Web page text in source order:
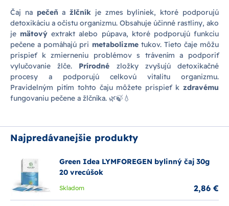
Čaj na pečeň ažlčník je zmes byliniek, ktoré podporujú
detoxikáciu a očistu organizmu. Obsahuje účinné rastliny, ako
je mätový extrakt alebo púpava, ktoré podporujú funkciu
pečene a pomáhajú pri metabolizmetukov. Tieto čaje môžu
prispieť k zmierneniu problémov s trávením a podporiť
vylučovanie žlče. Prírodné zložky zvyšujú detoxikačné
procesy a podporujú celkovú vitalitu organizmu.
Pravidelným pitím tohto čaju môžete prispieť k zdravému
fungovaniu pečene a žlčníka. 🌿🍃💧
Najpredávanejšie produkty
Green Idea LYMFOREGEN bylinný čaj 30g
20 vrecúšok
Skladom 2,86 €